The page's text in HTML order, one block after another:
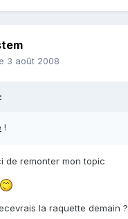
3 août 2008
!
de remonter mon topic
la raquette demain ?